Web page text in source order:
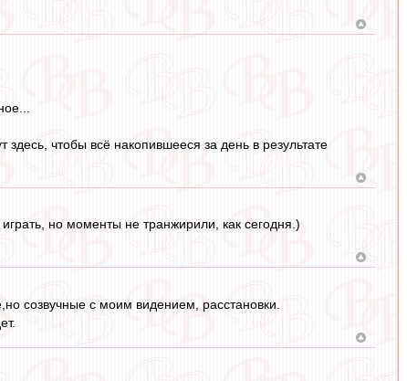
чтобы всё накопившееся за день в результате
но моменты не транжирили, как сегодня.)
созвучные с моим видением, расстановки.